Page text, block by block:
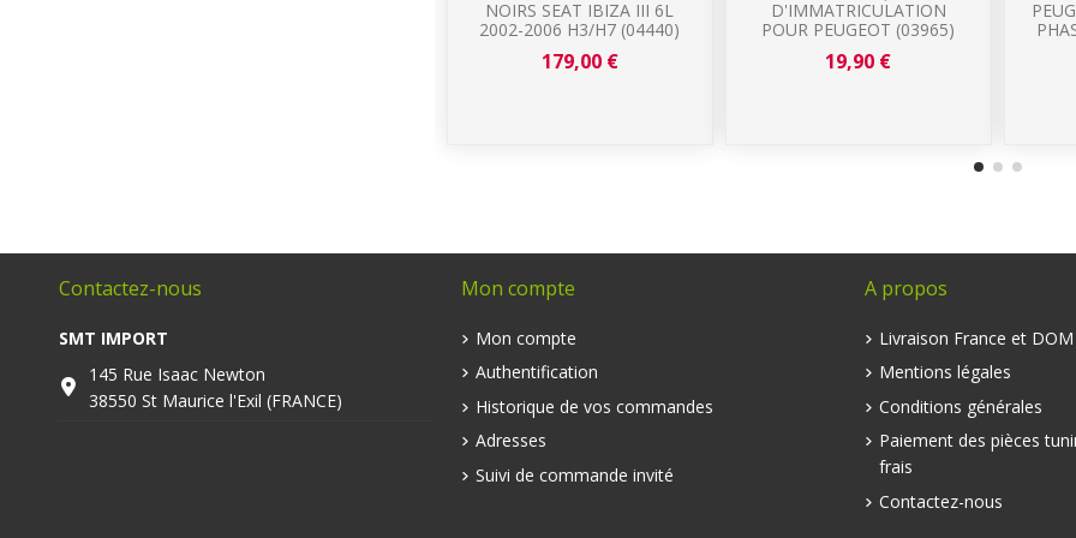
NOIRS SEAT IBIZA III 6L
2002-2006 H3/H7 (04440)
179,00 €
D'IMMATRICULATION
POUR PEUGEOT (03965)
19,90 €
Contactez-nous
SMT IMPORT
145 Rue Isaac Newton
38550 St Maurice l'Exil (FRANCE)
Mon compte
Mon compte
Authentification
Historique de vos commandes
Adresses
Suivi de commande invité
A propos
Livraison France et
Mentions légales
Conditions générales
Paiement des pièces
frais
Contactez-nous